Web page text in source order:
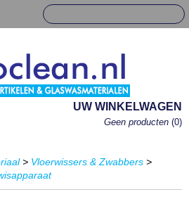
UW WINKELWAGEN
Geen producten (0)
> Vloerwissers & Zwabbers >